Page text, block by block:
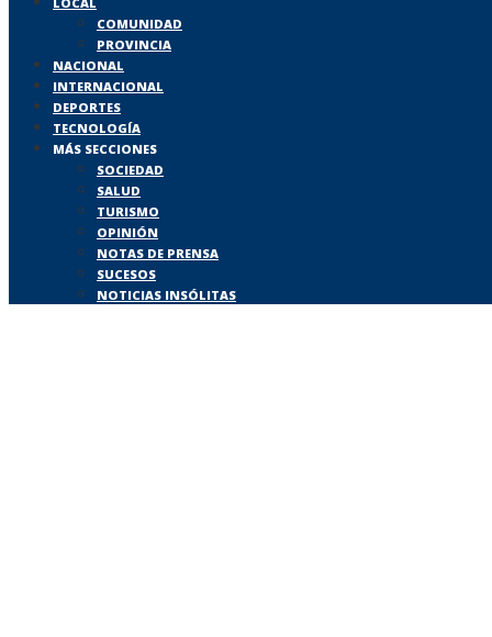
COMUNIDAD
PROVINCIA
NACIONAL
INTERNACIONAL
DEPORTES
TECNOLOGÍA
MÁS SECCIONES
SOCIEDAD
SALUD
TURISMO
OPINIÓN
NOTAS DE PRENSA
SUCESOS
NOTICIAS INSÓLITAS